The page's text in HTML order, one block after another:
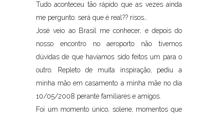
Tudo aconteceu tão rápido que as vezes ainda
me pergunto: será que é real?? risos…
José veio ao Brasil me conhecer, e depois do
nosso encontro no aeroporto não tivemos
dúvidas de que havíamos sido feitos um para o
outro. Repleto de muita inspiração, pediu a
minha mão em casamento a minha mãe no dia
10/05/2008 perante familiares e amigos.
Foi um momento único, solene, momentos que